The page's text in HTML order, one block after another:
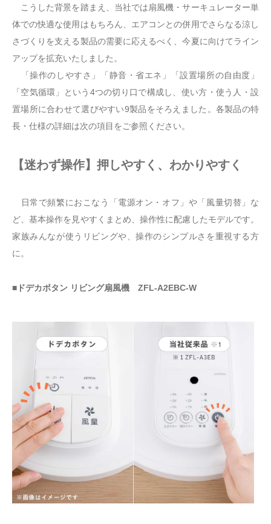
こうした背景を踏まえ、当社では扇風機・サーキュレーター単
体での快適な使用はもちろん、エアコンとの併用でさらなる涼し
さづくりを支える製品の需要に応えるべく、今夏に向けてライン
アップを拡充いたしました。
「操作のしやすさ」「静音・省エネ」「設置場所の自由度」
「空気循環」という4つの切り口で構成し、使い方・使う人・設
置場所に合わせて選びやすい9製品をそろえました。各製品の特
長・仕様の詳細は次の項目をご参照ください。
【迷わず操作】押しやすく、わかりやすく
日常で頻繁におこなう「電源オン・オフ」や「風量切替」な
ど、基本操作を見やすくまとめ、操作性に配慮したモデルです。
家族みんなが使うリビングや、操作のシンプルさを重視する方
に。
■ドデカボタン リビング扇風機 ZFL-A2EBC-W